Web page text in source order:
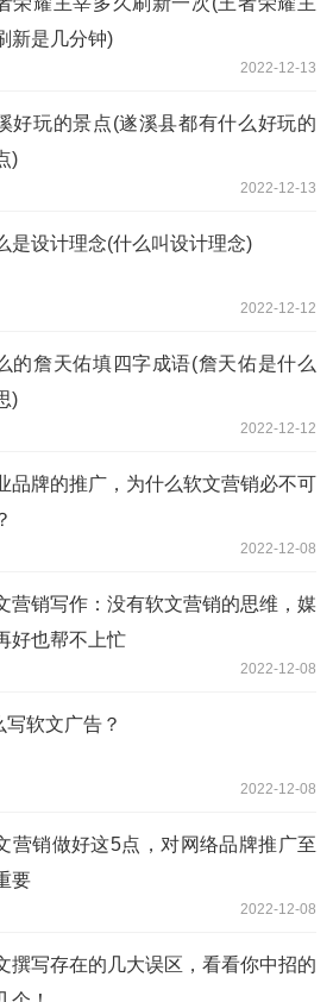
新是几分钟)
2022-12-13
好玩的景点(遂溪县都有什么好玩的
)
2022-12-13
是设计理念(什么叫设计理念)
2022-12-12
的詹天佑填四字成语(詹天佑是什么
)
2022-12-12
品牌的推广，为什么软文营销必不可
2022-12-08
营销写作：没有软文营销的思维，媒
好也帮不上忙
2022-12-08
软文广告？
2022-12-08
营销做好这5点，对网络品牌推广至
要
2022-12-08
撰写存在的几大误区，看看你中招的